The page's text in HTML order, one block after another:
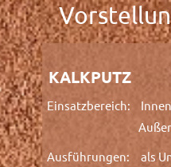
KALKPUTZ
Einsatzbereich:
Ausführungen:
als